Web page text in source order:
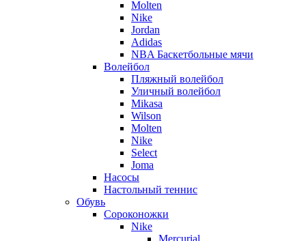
Molten
Nike
Jordan
Adidas
NBA Баскетбольные мячи
Волейбол
Пляжный волейбол
Уличный волейбол
Mikasa
Wilson
Molten
Nike
Select
Joma
Насосы
Настольный теннис
Обувь
Сороконожки
Nike